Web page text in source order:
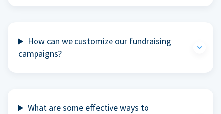
How can we customize our fundraising
campaigns?
What are some effective ways to